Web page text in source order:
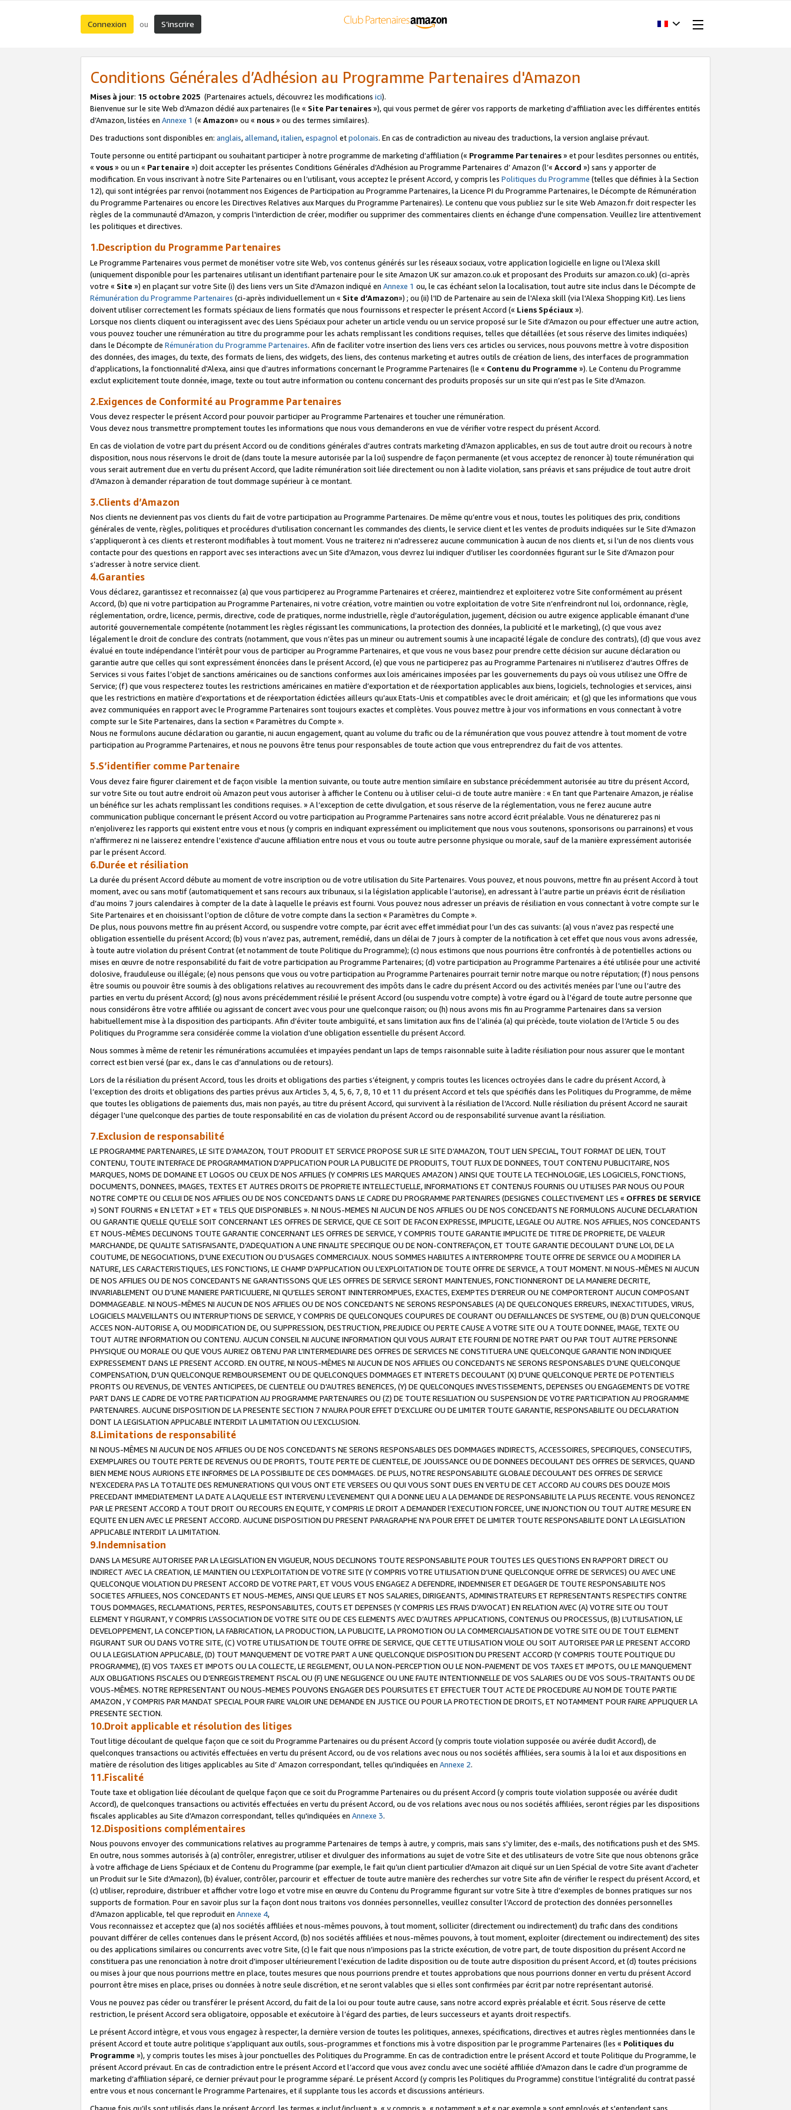
Connexion ou S’inscrire
Conditions Générales d’Adhésion au Programme Partenaires d'Amazon
Mises à jour: 15 octobre 2025 (Partenaires actuels, découvrez les modifications ici).
Bienvenue sur le site Web d’Amazon dédié aux partenaires (le « Site Partenaires»), qui vous permet de gérer vos rapports de marketing d’affiliation avec les différentes entités
d’Amazon, listées en Annexe 1 (« Amazon» ou « nous» ou des termes similaires).
Des traductions sont disponibles en: anglais,allemand,italien,espagnoletpolonais. En cas de contradiction au niveau des traductions, la version anglaise prévaut.
Toute personne ou entité participant ou souhaitant participer à notre programme de marketing d’affiliation (« Programme Partenaires» et pour lesdites personnes ou entités,
« vous» ou un « Partenaire ») doit accepter les présentes Conditions Générales d’Adhésion au Programme Partenaires d’ Amazon (l’« Accord ») sans y apporter de
modification. En vous inscrivant à notre Site Partenaires ou en l’utilisant, vous acceptez le présent Accord, y compris les Politiques du Programme (telles que définies à la Section
12), qui sont intégrées par renvoi (notamment nos Exigences de Participation au Programme Partenaires, la Licence PI du Programme Partenaires, le Décompte de Rémunération
du Programme Partenaires ou encore les Directives Relatives aux Marques du Programme Partenaires). Le contenu que vous publiez sur le site Web Amazon.fr doit respecter les
règles de la communauté d'Amazon, y compris l'interdiction de créer, modifier ou supprimer des commentaires clients en échange d'une compensation. Veuillez lire attentivement
les politiques et directives.
1.Description du Programme Partenaires
Le Programme Partenaires vous permet de monétiser votre site Web, vos contenus générés sur les réseaux sociaux, votre application logicielle en ligne ou l'Alexa skill
(uniquement disponible pour les partenaires utilisant un identifiant partenaire pour le site Amazon UK sur amazon.co.uk et proposant des Produits sur amazon.co.uk) (ci-après
votre « Site ») en plaçant sur votre Site (i) des liens vers un Site d’Amazon indiqué en Annexe 1 ou, le cas échéant selon la localisation, tout autre site inclus dans le Décompte de
Rémunération du Programme Partenaires (ci-après individuellement un « Site d’Amazon») ; ou (ii) l'ID de Partenaire au sein de l'Alexa skill (via l'Alexa Shopping Kit). Les liens
doivent utiliser correctement les formats spéciaux de liens formatés que nous fournissons et respecter le présent Accord (« Liens Spéciaux»).
Lorsque nos clients cliquent ou interagissent avec des Liens Spéciaux pour acheter un article vendu ou un service proposé sur le Site d’Amazon ou pour effectuer une autre action,
vous pouvez toucher une rémunération au titre du programme pour les achats remplissant les conditions requises, telles que détaillées (et sous réserve des limites indiquées)
dans le Décompte de Rémunération du Programme Partenaires. Afin de faciliter votre insertion des liens vers ces articles ou services, nous pouvons mettre à votre disposition
des données, des images, du texte, des formats de liens, des widgets, des liens, des contenus marketing et autres outils de création de liens, des interfaces de programmation
d’applications, la fonctionnalité d'Alexa, ainsi que d’autres informations concernant le Programme Partenaires (le « Contenu du Programme »). Le Contenu du Programme
exclut explicitement toute donnée, image, texte ou tout autre information ou contenu concernant des produits proposés sur un site qui n’est pas le Site d’Amazon.
2.Exigences de Conformité au Programme Partenaires
Vous devez respecter le présent Accord pour pouvoir participer au Programme Partenaires et toucher une rémunération.
Vous devez nous transmettre promptement toutes les informations que nous vous demanderons en vue de vérifier votre respect du présent Accord.
En cas de violation de votre part du présent Accord ou de conditions générales d’autres contrats marketing d’Amazon applicables, en sus de tout autre droit ou recours à notre
disposition, nous nous réservons le droit de (dans toute la mesure autorisée par la loi) suspendre de façon permanente (et vous acceptez de renoncer à) toute rémunération qui
vous serait autrement due en vertu du présent Accord, que ladite rémunération soit liée directement ou non à ladite violation, sans préavis et sans préjudice de tout autre droit
d’Amazon à demander réparation de tout dommage supérieur à ce montant.
3.Clients d’Amazon
Nos clients ne deviennent pas vos clients du fait de votre participation au Programme Partenaires. De même qu’entre vous et nous, toutes les politiques des prix, conditions
générales de vente, règles, politiques et procédures d’utilisation concernant les commandes des clients, le service client et les ventes de produits indiquées sur le Site d’Amazon
s’appliqueront à ces clients et resteront modifiables à tout moment. Vous ne traiterez ni n'adresserez aucune communication à aucun de nos clients et, si l’un de nos clients vous
contacte pour des questions en rapport avec ses interactions avec un Site d’Amazon, vous devrez lui indiquer d’utiliser les coordonnées figurant sur le Site d’Amazon pour
s’adresser à notre service client.
4.Garanties
Vous déclarez, garantissez et reconnaissez (a) que vous participerez au Programme Partenaires et créerez, maintiendrez et exploiterez votre Site conformément au présent
Accord, (b) que ni votre participation au Programme Partenaires, ni votre création, votre maintien ou votre exploitation de votre Site n’enfreindront nul loi, ordonnance, règle,
réglementation, ordre, licence, permis, directive, code de pratiques, norme industrielle, règle d’autorégulation, jugement, décision ou autre exigence applicable émanant d’une
autorité gouvernementale compétente (notamment les règles régissant les communications, la protection des données, la publicité et le marketing), (c) que vous avez
légalement le droit de conclure des contrats (notamment, que vous n’êtes pas un mineur ou autrement soumis à une incapacité légale de conclure des contrats), (d) que vous avez
évalué en toute indépendance l’intérêt pour vous de participer au Programme Partenaires, et que vous ne vous basez pour prendre cette décision sur aucune déclaration ou
garantie autre que celles qui sont expressément énoncées dans le présent Accord, (e) que vous ne participerez pas au Programme Partenaires ni n’utiliserez d’autres Offres de
Services si vous faites l’objet de sanctions américaines ou de sanctions conformes aux lois américaines imposées par les gouvernements du pays où vous utilisez une Offre de
Service; (f) que vous respecterez toutes les restrictions américaines en matière d’exportation et de réexportation applicables aux biens, logiciels, technologies et services, ainsi
que les restrictions en matière d’exportations et de réexportation édictées ailleurs qu’aux Etats-Unis et compatibles avec le droit américain; et (g) que les informations que vous
avez communiquées en rapport avec le Programme Partenaires sont toujours exactes et complètes. Vous pouvez mettre à jour vos informations en vous connectant à votre
compte sur le Site Partenaires, dans la section « Paramètres du Compte ».
Nous ne formulons aucune déclaration ou garantie, ni aucun engagement, quant au volume du trafic ou de la rémunération que vous pouvez attendre à tout moment de votre
participation au Programme Partenaires, et nous ne pouvons être tenus pour responsables de toute action que vous entreprendrez du fait de vos attentes.
5.S’identifier comme Partenaire
Vous devez faire figurer clairement et de façon visible la mention suivante, ou toute autre mention similaire en substance précédemment autorisée au titre du présent Accord,
sur votre Site ou tout autre endroit où Amazon peut vous autoriser à afficher le Contenu ou à utiliser celui-ci de toute autre manière : « En tant que Partenaire Amazon, je réalise
un bénéfice sur les achats remplissant les conditions requises. » A l’exception de cette divulgation, et sous réserve de la réglementation, vous ne ferez aucune autre
communication publique concernant le présent Accord ou votre participation au Programme Partenaires sans notre accord écrit préalable. Vous ne dénaturerez pas ni
n’enjoliverez les rapports qui existent entre vous et nous (y compris en indiquant expressément ou implicitement que nous vous soutenons, sponsorisons ou parrainons) et vous
n’affirmerez ni ne laisserez entendre l'existence d'aucune affiliation entre nous et vous ou toute autre personne physique ou morale, sauf de la manière expressément autorisée
par le présent Accord.
6.Durée et résiliation
La durée du présent Accord débute au moment de votre inscription ou de votre utilisation du Site Partenaires. Vous pouvez, et nous pouvons, mettre fin au présent Accord à tout
moment, avec ou sans motif (automatiquement et sans recours aux tribunaux, si la législation applicable l’autorise), en adressant à l’autre partie un préavis écrit de résiliation
d’au moins 7 jours calendaires à compter de la date à laquelle le préavis est fourni. Vous pouvez nous adresser un préavis de résiliation en vous connectant à votre compte sur le
Site Partenaires et en choisissant l’option de clôture de votre compte dans la section « Paramètres du Compte ».
De plus, nous pouvons mettre fin au présent Accord, ou suspendre votre compte, par écrit avec effet immédiat pour l’un des cas suivants: (a) vous n’avez pas respecté une
obligation essentielle du présent Accord; (b) vous n’avez pas, autrement, remédié, dans un délai de 7 jours à compter de la notification à cet effet que nous vous avons adressée,
à toute autre violation du présent Contrat (et notamment de toute Politique du Programme); (c) nous estimons que nous pourrions être confrontés à de potentielles actions ou
mises en œuvre de notre responsabilité du fait de votre participation au Programme Partenaires; (d) votre participation au Programme Partenaires a été utilisée pour une activité
dolosive, frauduleuse ou illégale; (e) nous pensons que vous ou votre participation au Programme Partenaires pourrait ternir notre marque ou notre réputation; (f) nous pensons
être soumis ou pouvoir être soumis à des obligations relatives au recouvrement des impôts dans le cadre du présent Accord ou des activités menées par l’une ou l’autre des
parties en vertu du présent Accord; (g) nous avons précédemment résilié le présent Accord (ou suspendu votre compte) à votre égard ou à l'égard de toute autre personne que
nous considérons être votre affiliée ou agissant de concert avec vous pour une quelconque raison; ou (h) nous avons mis fin au Programme Partenaires dans sa version
habituellement mise à la disposition des participants. Afin d’éviter toute ambiguïté, et sans limitation aux fins de l’alinéa (a) qui précède, toute violation de l’Article 5 ou des
Politiques du Programme sera considérée comme la violation d’une obligation essentielle du présent Accord.
Nous sommes à même de retenir les rémunérations accumulées et impayées pendant un laps de temps raisonnable suite à ladite résiliation pour nous assurer que le montant
correct est bien versé (par ex., dans le cas d’annulations ou de retours).
Lors de la résiliation du présent Accord, tous les droits et obligations des parties s’éteignent, y compris toutes les licences octroyées dans le cadre du présent Accord, à
l’exception des droits et obligations des parties prévus aux Articles 3, 4, 5, 6, 7, 8, 10 et 11 du présent Accord et tels que spécifiés dans les Politiques du Programme, de même
que toutes les obligations de paiements dus, mais non payés, au titre du présent Accord, qui survivent à la résiliation de l’Accord. Nulle résiliation du présent Accord ne saurait
dégager l'une quelconque des parties de toute responsabilité en cas de violation du présent Accord ou de responsabilité survenue avant la résiliation.
7.Exclusion de responsabilité
LE PROGRAMME PARTENAIRES, LE SITE D’AMAZON, TOUT PRODUIT ET SERVICE PROPOSE SUR LE SITE D’AMAZON, TOUT LIEN SPECIAL, TOUT FORMAT DE LIEN, TOUT
CONTENU, TOUTE INTERFACE DE PROGRAMMATION D'APPLICATION POUR LA PUBLICITE DE PRODUITS, TOUT FLUX DE DONNEES, TOUT CONTENU PUBLICITAIRE, NOS
MARQUES, NOMS DE DOMAINE ET LOGOS OU CEUX DE NOS AFFILIES (Y COMPRIS LES MARQUES AMAZON ) AINSI QUE TOUTE LA TECHNOLOGIE, LES LOGICIELS, FONCTIONS,
DOCUMENTS, DONNEES, IMAGES, TEXTES ET AUTRES DROITS DE PROPRIETE INTELLECTUELLE, INFORMATIONS ET CONTENUS FOURNIS OU UTILISES PAR NOUS OU POUR
NOTRE COMPTE OU CELUI DE NOS AFFILIES OU DE NOS CONCEDANTS DANS LE CADRE DU PROGRAMME PARTENAIRES (DESIGNES COLLECTIVEMENT LES « OFFRES DE SERVICE
») SONT FOURNIS « EN L’ETAT » ET « TELS QUE DISPONIBLES ». NI NOUS-MEMES NI AUCUN DE NOS AFFILIES OU DE NOS CONCEDANTS NE FORMULONS AUCUNE DECLARATION
OU GARANTIE QUELLE QU’ELLE SOIT CONCERNANT LES OFFRES DE SERVICE, QUE CE SOIT DE FACON EXPRESSE, IMPLICITE, LEGALE OU AUTRE. NOS AFFILIES, NOS CONCEDANTS
ET NOUS-MÊMES DECLINONS TOUTE GARANTIE CONCERNANT LES OFFRES DE SERVICE, Y COMPRIS TOUTE GARANTIE IMPLICITE DE TITRE DE PROPRIETE, DE VALEUR
MARCHANDE, DE QUALITE SATISFAISANTE, D’ADEQUATION A UNE FINALITE SPECIFIQUE OU DE NON-CONTREFAÇON, ET TOUTE GARANTIE DECOULANT D’UNE LOI, DE LA
COUTUME, DE NEGOCIATIONS, D’UNE EXECUTION OU D’USAGES COMMERCIAUX. NOUS SOMMES HABILITES A INTERROMPRE TOUTE OFFRE DE SERVICE OU A MODIFIER LA
NATURE, LES CARACTERISTIQUES, LES FONCTIONS, LE CHAMP D’APPLICATION OU L’EXPLOITATION DE TOUTE OFFRE DE SERVICE, A TOUT MOMENT. NI NOUS-MÊMES NI AUCUN
DE NOS AFFILIES OU DE NOS CONCEDANTS NE GARANTISSONS QUE LES OFFRES DE SERVICE SERONT MAINTENUES, FONCTIONNERONT DE LA MANIERE DECRITE,
INVARIABLEMENT OU D’UNE MANIERE PARTICULIERE, NI QU’ELLES SERONT ININTERROMPUES, EXACTES, EXEMPTES D’ERREUR OU NE COMPORTERONT AUCUN COMPOSANT
DOMMAGEABLE. NI NOUS-MÊMES NI AUCUN DE NOS AFFILIES OU DE NOS CONCEDANTS NE SERONS RESPONSABLES (A) DE QUELCONQUES ERREURS, INEXACTITUDES, VIRUS,
LOGICIELS MALVEILLANTS OU INTERRUPTIONS DE SERVICE, Y COMPRIS DE QUELCONQUES COUPURES DE COURANT OU DEFAILLANCES DE SYSTEME, OU (B) D'UN QUELCONQUE
ACCES NON-AUTORISE A, OU MODIFICATION DE, OU SUPPRESSION, DESTRUCTION, PREJUDICE OU PERTE CAUSE A VOTRE SITE OU A TOUTE DONNEE, IMAGE, TEXTE OU
TOUT AUTRE INFORMATION OU CONTENU. AUCUN CONSEIL NI AUCUNE INFORMATION QUI VOUS AURAIT ETE FOURNI DE NOTRE PART OU PAR TOUT AUTRE PERSONNE
PHYSIQUE OU MORALE OU QUE VOUS AURIEZ OBTENU PAR L’INTERMEDIAIRE DES OFFRES DE SERVICES NE CONSTITUERA UNE QUELCONQUE GARANTIE NON INDIQUEE
EXPRESSEMENT DANS LE PRESENT ACCORD. EN OUTRE, NI NOUS-MÊMES NI AUCUN DE NOS AFFILIES OU CONCEDANTS NE SERONS RESPONSABLES D’UNE QUELCONQUE
COMPENSATION, D’UN QUELCONQUE REMBOURSEMENT OU DE QUELCONQUES DOMMAGES ET INTERETS DECOULANT (X) D'UNE QUELCONQUE PERTE DE POTENTIELS
PROFITS OU REVENUS, DE VENTES ANTICIPEES, DE CLIENTELE OU D'AUTRES BENEFICES, (Y) DE QUELCONQUES INVESTISSEMENTS, DEPENSES OU ENGAGEMENTS DE VOTRE
PART DANS LE CADRE DE VOTRE PARTICIPATION AU PROGRAMME PARTENAIRES OU (Z) DE TOUTE RESILIATION OU SUSPENSION DE VOTRE PARTICIPATION AU PROGRAMME
PARTENAIRES. AUCUNE DISPOSITION DE LA PRESENTE SECTION 7 N'AURA POUR EFFET D'EXCLURE OU DE LIMITER TOUTE GARANTIE, RESPONSABILITE OU DECLARATION
DONT LA LEGISLATION APPLICABLE INTERDIT LA LIMITATION OU L’EXCLUSION.
8.Limitations de responsabilité
NI NOUS-MÊMES NI AUCUN DE NOS AFFILIES OU DE NOS CONCEDANTS NE SERONS RESPONSABLES DES DOMMAGES INDIRECTS, ACCESSOIRES, SPECIFIQUES, CONSECUTIFS,
EXEMPLAIRES OU TOUTE PERTE DE REVENUS OU DE PROFITS, TOUTE PERTE DE CLIENTELE, DE JOUISSANCE OU DE DONNEES DECOULANT DES OFFRES DE SERVICES, QUAND
BIEN MEME NOUS AURIONS ETE INFORMES DE LA POSSIBILITE DE CES DOMMAGES. DE PLUS, NOTRE RESPONSABILITE GLOBALE DECOULANT DES OFFRES DE SERVICE
N’EXCEDERA PAS LA TOTALITE DES REMUNERATIONS QUI VOUS ONT ETE VERSEES OU QUI VOUS SONT DUES EN VERTU DE CET ACCORD AU COURS DES DOUZE MOIS
PRECEDANT IMMEDIATEMENT LA DATE A LAQUELLE EST INTERVENU L’EVENEMENT QUI A DONNE LIEU A LA DEMANDE DE RESPONSABILITE LA PLUS RECENTE. VOUS RENONCEZ
PAR LE PRESENT ACCORD A TOUT DROIT OU RECOURS EN EQUITE, Y COMPRIS LE DROIT A DEMANDER l'EXECUTION FORCEE, UNE INJONCTION OU TOUT AUTRE MESURE EN
EQUITE EN LIEN AVEC LE PRESENT ACCORD. AUCUNE DISPOSITION DU PRESENT PARAGRAPHE N'A POUR EFFET DE LIMITER TOUTE RESPONSABILITE DONT LA LEGISLATION
APPLICABLE INTERDIT LA LIMITATION.
9.Indemnisation
DANS LA MESURE AUTORISEE PAR LA LEGISLATION EN VIGUEUR, NOUS DECLINONS TOUTE RESPONSABILITE POUR TOUTES LES QUESTIONS EN RAPPORT DIRECT OU
INDIRECT AVEC LA CREATION, LE MAINTIEN OU L’EXPLOITATION DE VOTRE SITE (Y COMPRIS VOTRE UTILISATION D'UNE QUELCONQUE OFFRE DE SERVICES) OU AVEC UNE
QUELCONQUE VIOLATION DU PRESENT ACCORD DE VOTRE PART, ET VOUS VOUS ENGAGEZ A DEFENDRE, INDEMNISER ET DEGAGER DE TOUTE RESPONSABILITE NOS
SOCIETES AFFILIEES, NOS CONCEDANTS ET NOUS-MEMES, AINSI QUE LEURS ET NOS SALARIES, DIRIGEANTS, ADMINISTRATEURS ET REPRESENTANTS RESPECTIFS CONTRE
TOUS DOMMAGES, RECLAMATIONS, PERTES, RESPONSABILITES, COUTS ET DEPENSES (Y COMPRIS LES FRAIS D’AVOCAT) EN RELATION AVEC (A) VOTRE SITE OU TOUT
ELEMENT Y FIGURANT, Y COMPRIS L’ASSOCIATION DE VOTRE SITE OU DE CES ELEMENTS AVEC D’AUTRES APPLICATIONS, CONTENUS OU PROCESSUS, (B) L’UTILISATION, LE
DEVELOPPEMENT, LA CONCEPTION, LA FABRICATION, LA PRODUCTION, LA PUBLICITE, LA PROMOTION OU LA COMMERCIALISATION DE VOTRE SITE OU DE TOUT ELEMENT
FIGURANT SUR OU DANS VOTRE SITE, (C) VOTRE UTILISATION DE TOUTE OFFRE DE SERVICE, QUE CETTE UTILISATION VIOLE OU SOIT AUTORISEE PAR LE PRESENT ACCORD
OU LA LEGISLATION APPLICABLE, (D) TOUT MANQUEMENT DE VOTRE PART A UNE QUELCONQUE DISPOSITION DU PRESENT ACCORD (Y COMPRIS TOUTE POLITIQUE DU
PROGRAMME), (E) VOS TAXES ET IMPOTS OU LA COLLECTE, LE REGLEMENT, OU LA NON-PERCEPTION OU LE NON-PAIEMENT DE VOS TAXES ET IMPOTS, OU LE MANQUEMENT
AUX OBLIGATIONS FISCALES OU D’ENREGISTREMENT FISCAL OU (F) UNE NEGLIGENCE OU UNE FAUTE INTENTIONNELLE DE VOS SALARIES OU DE VOS SOUS-TRAITANTS OU DE
VOUS-MÊMES. NOTRE REPRESENTANT OU NOUS-MEMES POUVONS ENGAGER DES POURSUITES ET EFFECTUER TOUT ACTE DE PROCEDURE AU NOM DE TOUTE PARTIE
AMAZON , Y COMPRIS PAR MANDAT SPECIAL POUR FAIRE VALOIR UNE DEMANDE EN JUSTICE OU POUR LA PROTECTION DE DROITS, ET NOTAMMENT POUR FAIRE APPLIQUER LA
PRESENTE SECTION.
10.Droit applicable et résolution des litiges
Tout litige découlant de quelque façon que ce soit du Programme Partenaires ou du présent Accord (y compris toute violation supposée ou avérée dudit Accord), de
quelconques transactions ou activités effectuées en vertu du présent Accord, ou de vos relations avec nous ou nos sociétés affiliées, sera soumis à la loi et aux dispositions en
matière de résolution des litiges applicables au Site d’ Amazon correspondant, telles qu'indiquées en Annexe 2.
11.Fiscalité
Toute taxe et obligation liée découlant de quelque façon que ce soit du Programme Partenaires ou du présent Accord (y compris toute violation supposée ou avérée dudit
Accord), de quelconques transactions ou activités effectuées en vertu du présent Accord, ou de vos relations avec nous ou nos sociétés affiliées, seront régies par les dispositions
fiscales applicables au Site d’Amazon correspondant, telles qu'indiquées en Annexe 3.
12.Dispositions complémentaires
Nous pouvons envoyer des communications relatives au programme Partenaires de temps à autre, y compris, mais sans s'y limiter, des e-mails, des notifications push et des SMS.
En outre, nous sommes autorisés à (a) contrôler, enregistrer, utiliser et divulguer des informations au sujet de votre Site et des utilisateurs de votre Site que nous obtenons grâce
à votre affichage de Liens Spéciaux et de Contenu du Programme (par exemple, le fait qu’un client particulier d'Amazon ait cliqué sur un Lien Spécial de votre Site avant d’acheter
un Produit sur le Site d’Amazon), (b) évaluer, contrôler, parcourir et effectuer de toute autre manière des recherches sur votre Site afin de vérifier le respect du présent Accord, et
(c) utiliser, reproduire, distribuer et afficher votre logo et votre mise en œuvre du Contenu du Programme figurant sur votre Site à titre d’exemples de bonnes pratiques sur nos
supports de formation. Pour en savoir plus sur la façon dont nous traitons vos données personnelles, veuillez consulter l’Accord de protection des données personnelles
d’Amazon applicable, tel que reproduit en Annexe 4,
Vous reconnaissez et acceptez que (a) nos sociétés affiliées et nous-mêmes pouvons, à tout moment, solliciter (directement ou indirectement) du trafic dans des conditions
pouvant différer de celles contenues dans le présent Accord, (b) nos sociétés affiliées et nous-mêmes pouvons, à tout moment, exploiter (directement ou indirectement) des sites
ou des applications similaires ou concurrents avec votre Site, (c) le fait que nous n’imposions pas la stricte exécution, de votre part, de toute disposition du présent Accord ne
constituera pas une renonciation à notre droit d’imposer ultérieurement l’exécution de ladite disposition ou de toute autre disposition du présent Accord, et (d) toutes précisions
ou mises à jour que nous pourrions mettre en place, toutes mesures que nous pourrions prendre et toutes approbations que nous pourrions donner en vertu du présent Accord
pourront être mises en place, prises ou données à notre seule discrétion, et ne seront valables que si elles sont confirmées par écrit par notre représentant autorisé.
Vous ne pouvez pas céder ou transférer le présent Accord, du fait de la loi ou pour toute autre cause, sans notre accord exprès préalable et écrit. Sous réserve de cette
restriction, le présent Accord sera obligatoire, opposable et exécutoire à l’égard des parties, de leurs successeurs et ayants droit respectifs.
Le présent Accord intègre, et vous vous engagez à respecter, la dernière version de toutes les politiques, annexes, spécifications, directives et autres règles mentionnées dans le
présent Accord et toute autre politique s’appliquant aux outils, sous-programmes et fonctions mis à votre disposition par le programme Partenaires (les « Politiques du
Programme »), y compris toutes les mises à jour ponctuelles des Politiques du Programme. En cas de contradiction entre le présent Accord et toute Politique du Programme, le
présent Accord prévaut. En cas de contradiction entre le présent Accord et l’accord que vous avez conclu avec une société affiliée d’Amazon dans le cadre d’un programme de
marketing d’affiliation séparé, ce dernier prévaut pour le programme séparé. Le présent Accord (y compris les Politiques du Programme) constitue l’intégralité du contrat passé
entre vous et nous concernant le Programme Partenaires, et il supplante tous les accords et discussions antérieurs.